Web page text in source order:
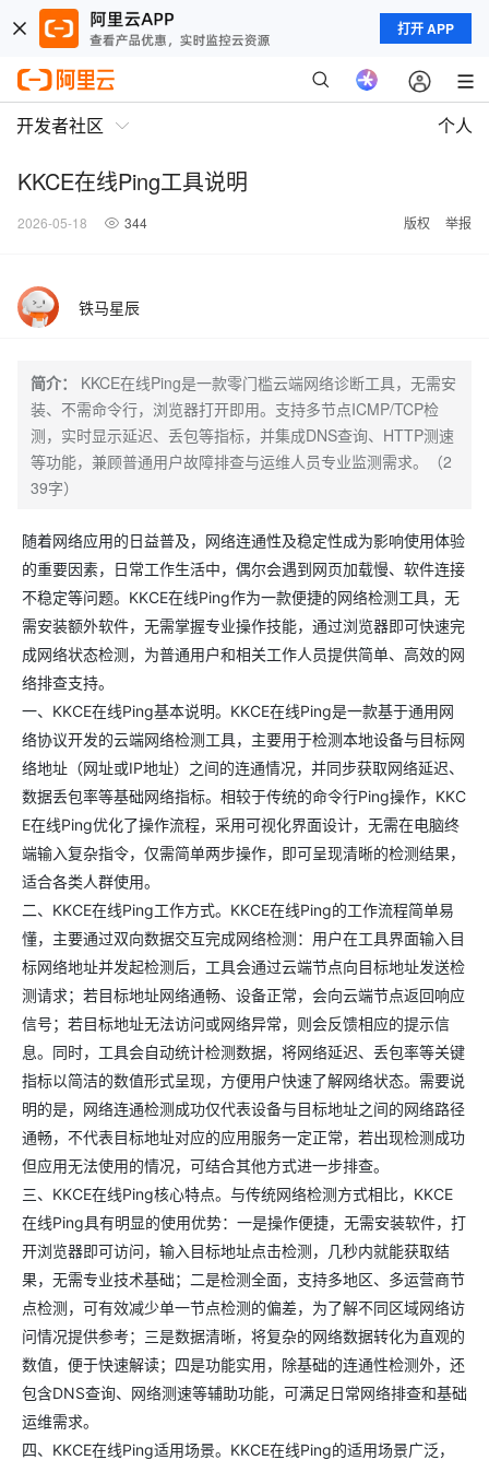
打开 APP
开发者社区 个人
KKCE在线Ping工具说明
2026-05-18 344 版权 举报
铁马星辰
简介：
KKCE在线Ping是一款零门槛云端网络诊断工具，无需安
装、不需命令行，浏览器打开即用。支持多节点ICMP/TCP检
测，实时显示延迟、丢包等指标，并集成DNS查询、HTTP测速
等功能，兼顾普通用户故障排查与运维人员专业监测需求。（2
39字）
随着网络应用的日益普及，网络连通性及稳定性成为影响使用体验
的重要因素，日常工作生活中，偶尔会遇到网页加载慢、软件连接
不稳定等问题。KKCE在线Ping作为一款便捷的网络检测工具，无
需安装额外软件，无需掌握专业操作技能，通过浏览器即可快速完
成网络状态检测，为普通用户和相关工作人员提供简单、高效的网
络排查支持。
一、KKCE在线Ping基本说明。KKCE在线Ping是一款基于通用网
络协议开发的云端网络检测工具，主要用于检测本地设备与目标网
络地址（网址或IP地址）之间的连通情况，并同步获取网络延迟、
数据丢包率等基础网络指标。相较于传统的命令行Ping操作，KKC
E在线Ping优化了操作流程，采用可视化界面设计，无需在电脑终
端输入复杂指令，仅需简单两步操作，即可呈现清晰的检测结果，
适合各类人群使用。
二、KKCE在线Ping工作方式。KKCE在线Ping的工作流程简单易
懂，主要通过双向数据交互完成网络检测：用户在工具界面输入目
标网络地址并发起检测后，工具会通过云端节点向目标地址发送检
测请求；若目标地址网络通畅、设备正常，会向云端节点返回响应
信号；若目标地址无法访问或网络异常，则会反馈相应的提示信
息。同时，工具会自动统计检测数据，将网络延迟、丢包率等关键
指标以简洁的数值形式呈现，方便用户快速了解网络状态。需要说
明的是，网络连通检测成功仅代表设备与目标地址之间的网络路径
通畅，不代表目标地址对应的应用服务一定正常，若出现检测成功
但应用无法使用的情况，可结合其他方式进一步排查。
三、KKCE在线Ping核心特点。与传统网络检测方式相比，KKCE
在线Ping具有明显的使用优势：一是操作便捷，无需安装软件，打
开浏览器即可访问，输入目标地址点击检测，几秒内就能获取结
果，无需专业技术基础；二是检测全面，支持多地区、多运营商节
点检测，可有效减少单一节点检测的偏差，为了解不同区域网络访
问情况提供参考；三是数据清晰，将复杂的网络数据转化为直观的
数值，便于快速解读；四是功能实用，除基础的连通性检测外，还
包含DNS查询、网络测速等辅助功能，可满足日常网络排查和基础
运维需求。
四、KKCE在线Ping适用场景。KKCE在线Ping的适用场景广泛，